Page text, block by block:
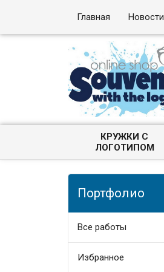
Главная Новости
КРУЖКИ С
ЛОГОТИПОМ
Портфолио
Все работы
Избранное